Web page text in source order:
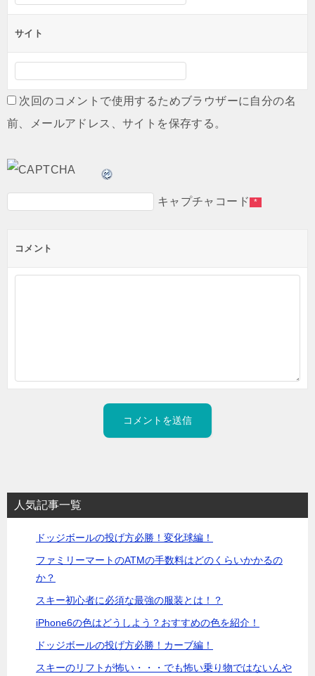
サイト
次回のコメントで使用するためブラウザーに自分の名
前、メールアドレス、サイトを保存する。
キャプチャコード *
コメント
人気記事一覧
ドッジボールの投げ方必勝！変化球編！
ファミリーマートのATMの手数料はどのくらいかかるの
か？
スキー初心者に必須な最強の服装とは！？
iPhone6の色はどうしよう？おすすめの色を紹介！
ドッジボールの投げ方必勝！カーブ編！
スキーのリフトが怖い・・・でも怖い乗り物ではないんや